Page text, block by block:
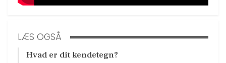
LÆS OGSÅ
Hvad er dit kendetegn?